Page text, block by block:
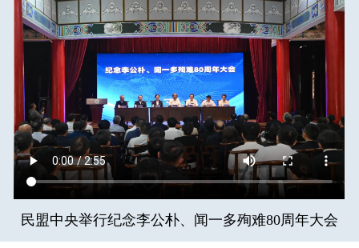
民盟中央举行纪念李公朴、闻一多殉难80周年大会